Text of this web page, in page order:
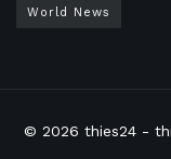
World News
© 2026 thies24-